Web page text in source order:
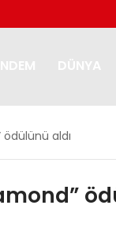
ödülünü aldı